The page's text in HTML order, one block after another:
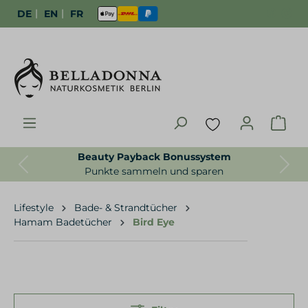
DE | EN | FR
Beauty Payback Bonussystem
Punkte sammeln und sparen
Previous Next
Lifestyle
Bade- & Strandtücher
Hamam Badetücher
Bird Eye